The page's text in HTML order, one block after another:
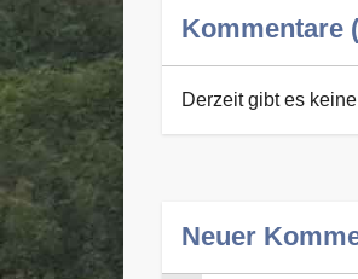
Kommentare
Derzeit gibt es
Neuer